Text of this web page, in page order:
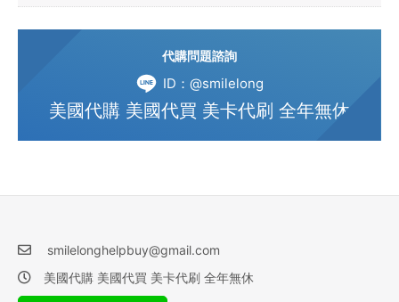
代購問題諮詢
ID：@smilelong
美國代購 美國代買 美卡代刷 全年無休
smilelonghelpbuy@gmail.com
美國代購 美國代買 美卡代刷 全年無休